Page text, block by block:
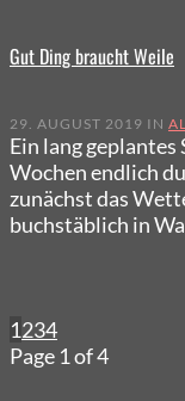
Gut Ding braucht Weile
29. AUGUST 2019 IN
Ein lang
Wochen endlich
zunächst das
buchstäblich in
1234
Page 1 of 4